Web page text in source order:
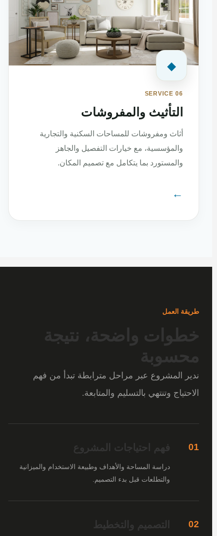
◆
SERVICE 06
التأثيث والمفروشات
أثاث ومفروشات للمساحات السكنية والتجارية
والمؤسسية، مع خيارات التفصيل والجاهز
والمستورد بما يتكامل مع تصميم المكان.
←
طريقة العمل
خطوات واضحة، نتيجة
محسوبة
ندير المشروع عبر مراحل مترابطة تبدأ من فهم
الاحتياج وتنتهي بالتسليم والمتابعة.
01 فهم احتياجات المشروع
دراسة المساحة والأهداف وطبيعة الاستخدام والميزانية
والتطلعات قبل بدء التصميم.
02 التصميم والتخطيط